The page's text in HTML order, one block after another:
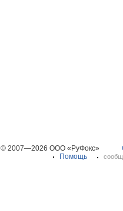
© 2007—2026 ООО «РуФокс»
Помощь